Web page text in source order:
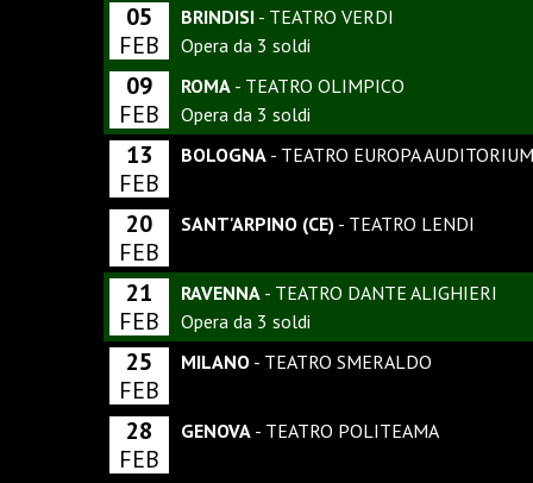
05
FEB
BRINDISI - TEATRO VERDI
Opera da 3 soldi
09
FEB
ROMA - TEATRO OLIMPICO
Opera da 3 soldi
13
FEB
BOLOGNA - TEATRO EUROPA AUDITORIUM
20
FEB
SANT'ARPINO (CE) - TEATRO LENDI
21
FEB
RAVENNA - TEATRO DANTE ALIGHIERI
Opera da 3 soldi
25
FEB
MILANO - TEATRO SMERALDO
28
FEB
GENOVA - TEATRO POLITEAMA